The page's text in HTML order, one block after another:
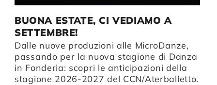
BUONA ESTATE, CI VEDIAMO A
SETTEMBRE!
Dalle nuove produzioni alle MicroDanze,
passando per la nuova stagione di Danza
in Fonderia: scopri le anticipazioni della
stagione 2026-2027 del CCN/Aterballetto.